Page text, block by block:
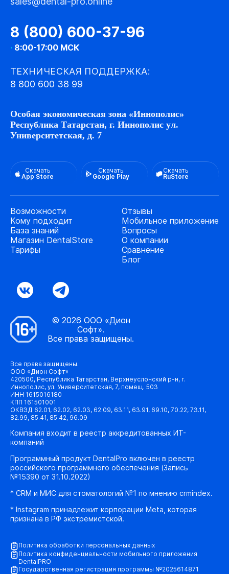
8 (800) 600-37-96
· 8:00-17:00 МСК
ТЕХНИЧЕСКАЯ ПОДДЕРЖКА:
8 800 600 38 99
Особая экономическая зона «Иннополис»
Республика Татарстан, г. Иннополис ул.
Университетская, д. 7
Скачать
App Store
Скачать
Google Play
Скачать
RuStore
Возможности
Кому подходит
База знаний
Магазин DentalStore
Тарифы
Отзывы
Мобильное приложение
Вопросы
О компании
Сравнение
Блог
© 2026 ООО «Дион
Софт».
Все права защищены.
Все права защищены.
ООО «Дион Софт»
420500, Республика Татарстан, Верхнеуслонский р-н, г.
Иннополис, ул. Университетская, 7, помещ. 503
ИНН 1615016180
КПП 161501001
ОКВЭД 62.01, 62.02, 62.03, 62.09, 63.11, 63.91, 69.10, 70.22, 73.11,
82.99, 85.41, 85.42, 96.09
Компания входит в реестр аккредитованных ИТ-
компаний
Программный продукт DentalPro включен в реестр
российского программного обеспечения (Запись
№15390 от 31.10.2022)
* CRM и МИС для стоматологий №1 по мнению crmindex.
* Instagram принадлежит корпорации Meta, которая
признана в РФ экстремистской.
Политика обработки персональных данных
Политика конфиденциальности мобильного приложения
DentalPRO
Государственная регистрация программы №2025614871